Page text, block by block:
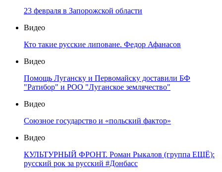
23 февраля в Запорожской области
Видео
Кто такие русские липоване. Федор Афанасов
Видео
Помощь Луганску и Первомайску доставили БФ
"Ратибор" и РОО "Луганское землячество"
Видео
Союзное государство и «польский фактор»
Видео
КУЛЬТУРНЫЙ ФРОНТ. Роман Рыкалов (группа ЕЩЁ):
русский рок за русский #Донбасс